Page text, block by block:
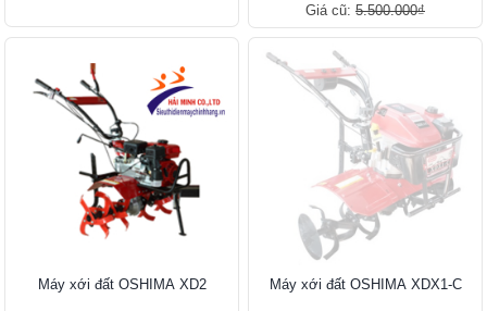
Giá cũ: 5.500.000₫
Máy xới đất OSHIMA XD2 Máy xới đất OSHIMA XDX1-C